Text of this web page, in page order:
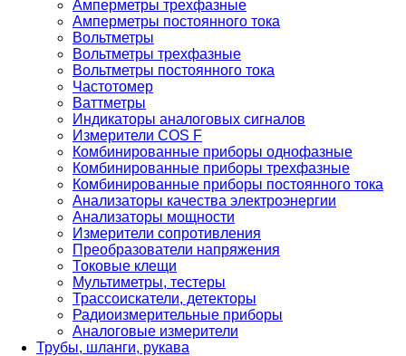
Амперметры трехфазные
Амперметры постоянного тока
Вольтметры
Вольтметры трехфазные
Вольтметры постоянного тока
Частотомер
Ваттметры
Индикаторы аналоговых сигналов
Измерители COS F
Комбинированные приборы однофазные
Комбинированные приборы трехфазные
Комбинированные приборы постоянного тока
Анализаторы качества электроэнергии
Анализаторы мощности
Измерители сопротивления
Преобразователи напряжения
Токовые клещи
Мультиметры, тестеры
Трассоискатели, детекторы
Радиоизмерительные приборы
Аналоговые измерители
Трубы, шланги, рукава